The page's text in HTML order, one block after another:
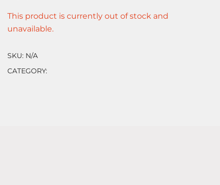
This product is currently out of stock and
unavailable.
SKU: N/A
CATEGORY: